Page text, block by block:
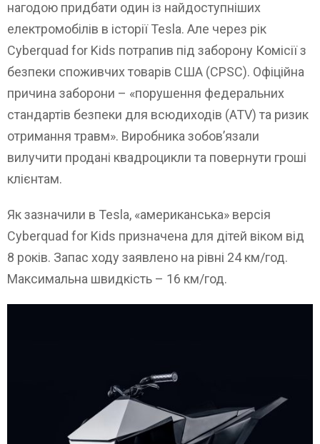
нагодою придбати один із найдоступніших
електромобілів в історії Tesla. Але через рік
Cyberquad for Kids потрапив під заборону Комісії з
безпеки споживчих товарів США (CPSC). Офіційна
причина заборони – «порушення федеральних
стандартів безпеки для всюдиходів (ATV) та ризик
отримання травм». Виробника зобов’язали
вилучити продані квадроцикли та повернути гроші
клієнтам.
Як зазначили в Tesla, «американська» версія
Cyberquad for Kids призначена для дітей віком від
8 років. Запас ходу заявлено на рівні 24 км/год.
Максимальна швидкість – 16 км/год.